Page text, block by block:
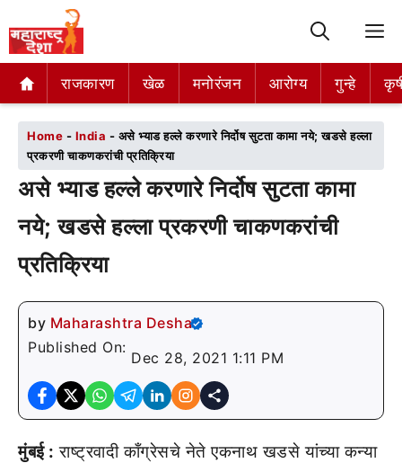
राजकारण खेळ मनोरंजन आरोग्य गुन्हे
राजकारण खेळ मनोरंजन आरोग्य गुन्हे
Home - India - असे भ्याड हल्ले करणारे निर्दोष सुटता कामा नये; खडसे हल्ला
प्रकरणी चाकणकरांची प्रतिक्रिया
असे भ्याड हल्ले करणारे निर्दोष सुटता कामा
नये; खडसे हल्ला प्रकरणी चाकणकरांची
प्रतिक्रिया
by Maharashtra Desha
Published On:
Dec 28, 2021 1:11 PM
मुंबई : राष्ट्रवादी काँग्रेसचे नेते एकनाथ खडसे यांच्या कन्या